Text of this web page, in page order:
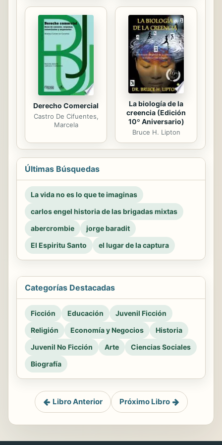
Derecho Comercial
Castro De Cifuentes,
Marcela
La biología de la
creencia (Edición
10º Aniversario)
Bruce H. Lipton
Últimas Búsquedas
La vida no es lo que te imaginas
carlos engel historia de las brigadas mixtas
abercrombie
jorge baradit
El Espiritu Santo
el lugar de la captura
Categorías Destacadas
Ficción Educación
Juvenil Ficción
Religión
Economía y Negocios
Historia
Juvenil No Ficción
Arte
Ciencias Sociales
Biografía
Libro Anterior Próximo Libro